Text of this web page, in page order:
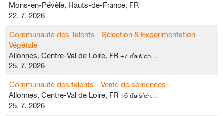
Mons-en-Pévèle, Hauts-de-France, FR
22. 7. 2026
Communauté des Talents - Sélection & Expérimentation
Végétale
Allonnes, Centre-Val de Loire, FR +7 ďalších…
25. 7. 2026
Communauté des talents - Vente de semences
Allonnes, Centre-Val de Loire, FR +6 ďalších…
25. 7. 2026